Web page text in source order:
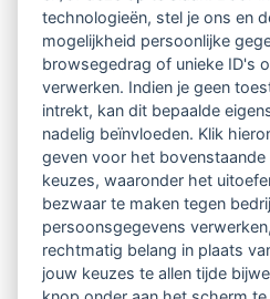
Vindbaar voor
Tijdschrift voor
Begeleidingskunde &
Beroepsregistratie
Lid worden van LVSC
technologieën, stel je ons en
mogelijkheid persoonlijke
browsegedrag of unieke ID's
verwerken. Indien je geen
intrekt, kan dit bepaalde
nadelig beïnvloeden. Klik
geven voor het
keuzes, waaronder het
bezwaar te maken tegen
persoonsgegevens
rechtmatig belang in plaats
jouw keuzes te allen tijde